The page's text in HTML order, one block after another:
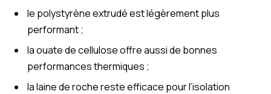
le polystyrène extrudé est légèrement plus
performant ;
la ouate de cellulose offre aussi de bonnes
performances thermiques ;
la laine de roche reste efficace pour l’isolation